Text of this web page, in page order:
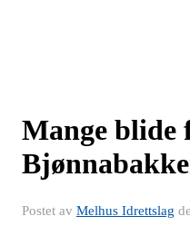
Mange blide
Postet av Melhus Idrettslag